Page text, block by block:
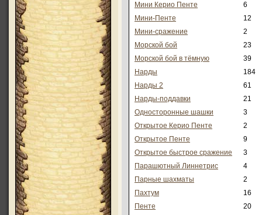
Мини Керио Пенте
6
Мини-Пенте
12
Мини-сражение
2
Морской бой
23
Морской бой в тёмную
39
Нарды
184
Нарды 2
61
Нарды-поддавки
21
Односторонные шашки
3
Открытое Керио Пенте
2
Открытое Пенте
9
Открытое быстрое сражение
3
Парашютный Линнетрис
4
Парные шахматы
2
Пахтум
16
Пенте
20